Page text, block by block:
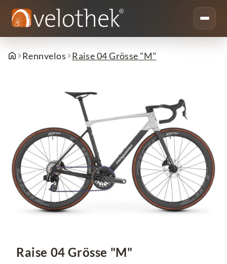
Rennvelos Raise 04 Grösse "M"
Raise 04 Grösse "M"